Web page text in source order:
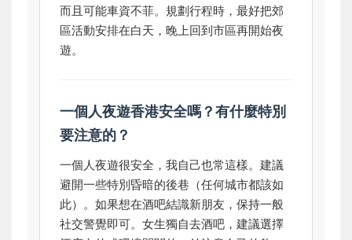
而且可能車資不菲。規劃行程時，最好把郊
區活動安排在白天，晚上回到市區再開始夜
遊。
一個人夜遊香港安全嗎？有什麼特別
要注意的？
一個人夜遊很安全，我自己也常這樣。建議
避開一些特別昏暗的後巷（任何城市都該如
此）。如果想在酒吧結識新朋友，保持一般
社交警覺即可。女生獨自去酒吧，建議選擇